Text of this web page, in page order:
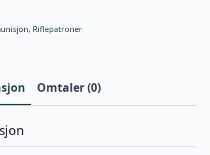
, Riflepatroner
Omtaler (0)